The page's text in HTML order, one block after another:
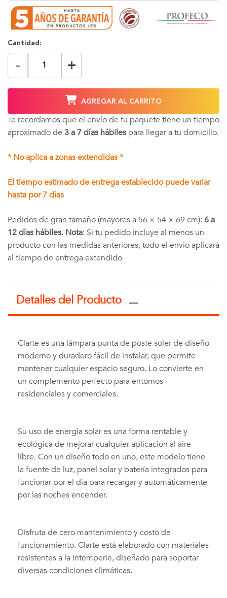
Cantidad:
- +
AGREGAR AL CARRITO
Te recordamos que el envío de tu paquete tiene un tiempo
aproximado de 3 a 7 días hábiles para llegar a tu domicilio.
* No aplica a zonas extendidas *
El tiempo estimado de entrega establecido puede variar
hasta por 7 días
Pedidos de gran tamaño (mayores a 56 × 54 × 69 cm): 6 a
12 días hábiles. Nota: Si tu pedido incluye al menos un
producto con las medidas anteriores, todo el envío aplicará
al tiempo de entrega extendido
Detalles del Producto
Clarte es una lámpara punta de poste soler de diseño
moderno y duradero fácil de instalar, que permite
mantener cualquier espacio seguro. Lo convierte en
un complemento perfecto para entornos
residenciales y comerciales.
Su uso de energía solar es una forma rentable y
ecológica de mejorar cualquier aplicación al aire
libre. Con un diseño todo en uno, este modelo tiene
la fuente de luz, panel solar y batería integrados para
funcionar por el día para recargar y automáticamente
por las noches encender.
Disfruta de cero mantenimiento y costo de
funcionamiento. Clarte está elaborado con materiales
resistentes a la intemperie, diseñado para soportar
diversas condiciones climáticas.